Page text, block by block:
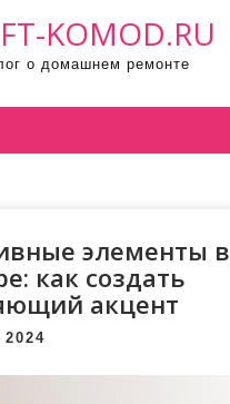
KOMOD.RU
о домашнем ремонте
элементы в
как создать
акцент